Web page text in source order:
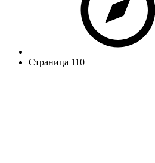
Страница 110